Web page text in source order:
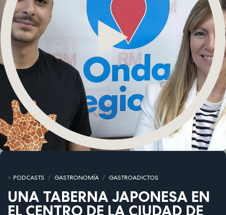
PODCASTS GASTRONOMÍA GASTROADICTOS
UNA TABERNA JAPONESA EN
EL CENTRO DE LA CIUDAD DE